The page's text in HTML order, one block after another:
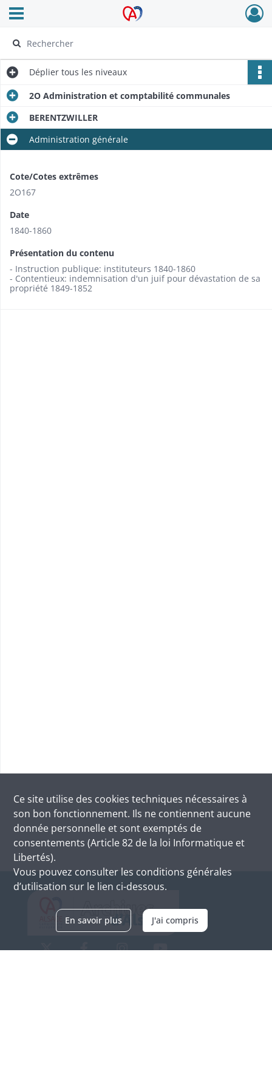
Archives Alsace - Colmar
Ouvrir le menu déroulant
Déplier tous les niveaux
2O Administration et comptabilité communales
BERENTZWILLER
Administration générale
Cote/Cotes extrêmes
2O167
Date
1840-1860
Présentation du contenu
- Instruction publique: instituteurs 1840-1860
- Contentieux: indemnisation d'un juif pour dévastation de sa
propriété 1849-1852
Ce site utilise des cookies techniques nécessaires à
son bon fonctionnement. Ils ne contiennent aucune
donnée personnelle et sont exemptés de
consentements (Article 82 de la loi Informatique et
Libertés).
Vous pouvez consulter les conditions générales
d’utilisation sur le lien ci-dessous.
En savoir plus J'ai compris